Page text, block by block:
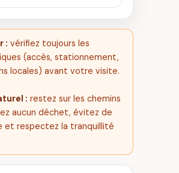
: vérifiez toujours les
(accès, stationnement,
locales) avant votre visite.
: restez sur les chemins
aucun déchet, évitez de
et respectez la tranquillité